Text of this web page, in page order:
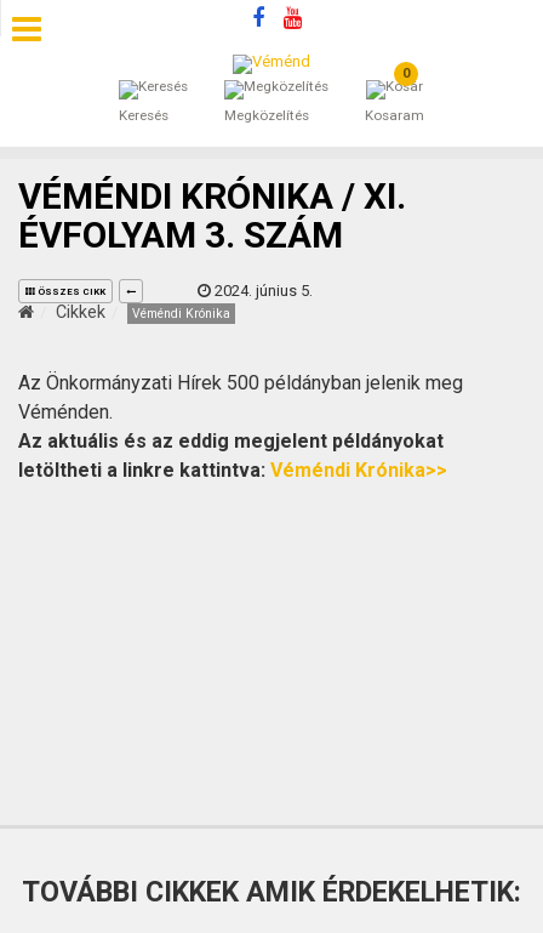
Keresés Megközelítés
0
Kosaram
SZÁLLÁSOK
ÁLTALÁNOS SZERZŐDÉSI FELTÉTELEK
KINCSES BARANYA VÉMÉND
VÉMÉNDI KRÓNIKA / XI.
ÉVFOLYAM 3. SZÁM
ÖSSZES CIKK 2024. június 5.
Cikkek Véméndi Krónika
Az Önkormányzati Hírek 500 példányban jelenik meg
Véménden.
Az aktuális és az eddig megjelent példányokat
letöltheti a linkre kattintva: Véméndi Krónika>>
TOVÁBBI CIKKEK AMIK ÉRDEKELHETIK: